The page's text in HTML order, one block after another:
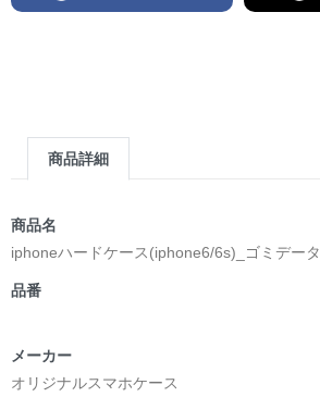
商品詳細
商品名
iphoneハードケース(iphone6/6s)_ゴミデータ
品番
メーカー
オリジナルスマホケース